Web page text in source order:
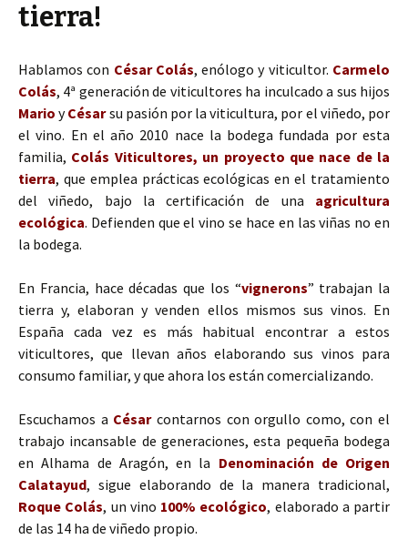
tierra!
Hablamos con César Colás, enólogo y viticultor. Carmelo
Colás, 4ª generación de viticultores ha inculcado a sus hijos
Mario yCésarsu pasión por la viticultura, por el viñedo, por
el vino. En el año 2010 nace la bodega fundada por esta
familia, Colás Viticultores, un proyecto que nace de la
tierra, que emplea prácticas ecológicas en el tratamiento
del viñedo, bajo la certificación de una agricultura
ecológica. Defienden que el vino se hace en las viñas no en
la bodega.
En Francia, hace décadas que los “vignerons” trabajan la
tierra y, elaboran y venden ellos mismos sus vinos. En
España cada vez es más habitual encontrar a estos
viticultores, que llevan años elaborando sus vinos para
consumo familiar, y que ahora los están comercializando.
Escuchamos a César contarnos con orgullo como, con el
trabajo incansable de generaciones, esta pequeña bodega
en Alhama de Aragón, en la Denominación de Origen
Calatayud, sigue elaborando de la manera tradicional,
Roque Colás, un vino 100% ecológico, elaborado a partir
de las 14 ha de viñedo propio.